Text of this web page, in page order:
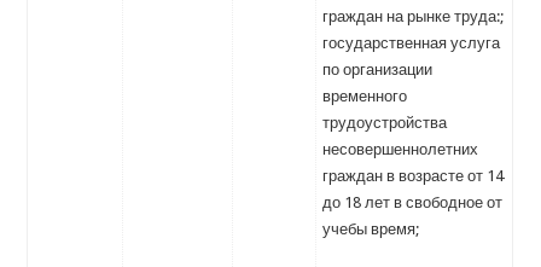
граждан на рынке труда:;
государственная услуга
по организации
временного
трудоустройства
несовершеннолетних
граждан в возрасте от 14
до 18 лет в свободное от
учебы время;